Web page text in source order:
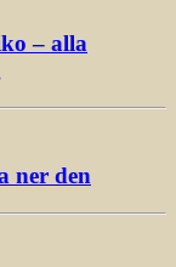
– alla
ner den